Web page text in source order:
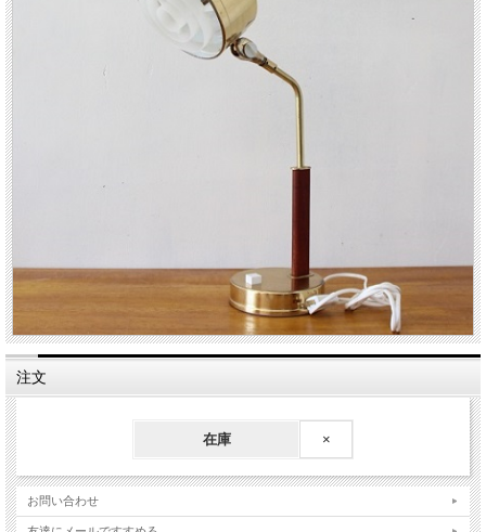
注文
在庫 ×
お問い合わせ